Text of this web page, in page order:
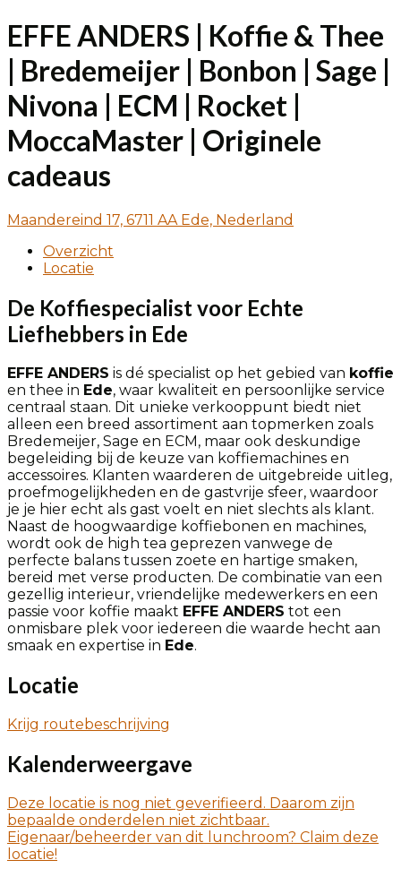
EFFE ANDERS | Koffie & Thee
| Bredemeijer | Bonbon | Sage |
Nivona | ECM | Rocket |
MoccaMaster | Originele
cadeaus
Maandereind 17, 6711 AA Ede, Nederland
Overzicht
Locatie
De Koffiespecialist voor Echte
Liefhebbers in Ede
EFFE ANDERS is dé specialist op het gebied van koffie
en thee in Ede, waar kwaliteit en persoonlijke service
centraal staan. Dit unieke verkooppunt biedt niet
alleen een breed assortiment aan topmerken zoals
Bredemeijer, Sage en ECM, maar ook deskundige
begeleiding bij de keuze van koffiemachines en
accessoires. Klanten waarderen de uitgebreide uitleg,
proefmogelijkheden en de gastvrije sfeer, waardoor
je je hier echt als gast voelt en niet slechts als klant.
Naast de hoogwaardige koffiebonen en machines,
wordt ook de high tea geprezen vanwege de
perfecte balans tussen zoete en hartige smaken,
bereid met verse producten. De combinatie van een
gezellig interieur, vriendelijke medewerkers en een
passie voor koffie maakt EFFE ANDERS tot een
onmisbare plek voor iedereen die waarde hecht aan
smaak en expertise in Ede.
Locatie
Krijg routebeschrijving
Kalenderweergave
Deze locatie is nog niet geverifieerd. Daarom zijn
bepaalde onderdelen niet zichtbaar.
Eigenaar/beheerder van dit lunchroom? Claim deze
locatie!